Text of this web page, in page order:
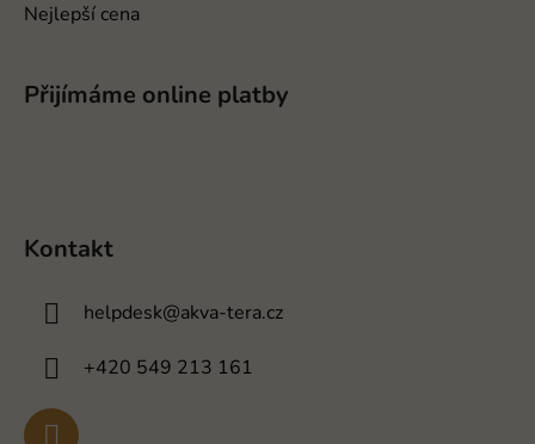
Nejlepší cena
Přijímáme online platby
Kontakt
helpdesk@akva-tera.cz
+420 549 213 161